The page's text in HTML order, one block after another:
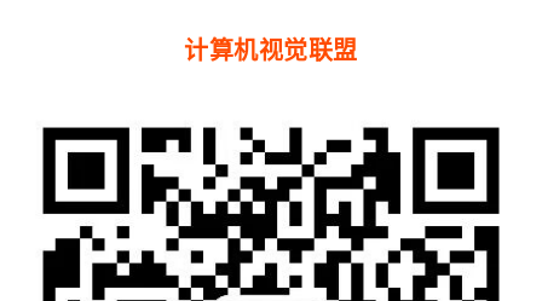
计算机视觉联盟